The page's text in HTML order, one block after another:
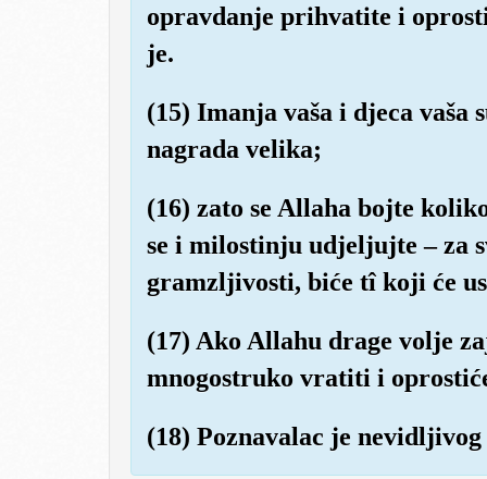
opravdanje prihvatite i
je.
(15) Imanja vaša i djeca vaša
nagrada velika;
(16) zato se Allaha bojte
se i milostinju udjeljujte – za
gramzljivosti, biće tî koji će
(17) Ako Allahu drage volje
mnogostruko vratiti i
(18) Poznavalac je